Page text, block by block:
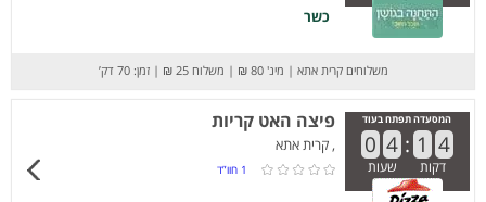
כשר
משלוחים קרית אתא | מינ' 80 ₪ | משלוח 25 ₪ | זמן: 70 דק’
המסעדה תפתח בעוד
0 4 : 1 4
דקות שעות
פיצה האט קריות
, קרית אתא
1 חוו”ד